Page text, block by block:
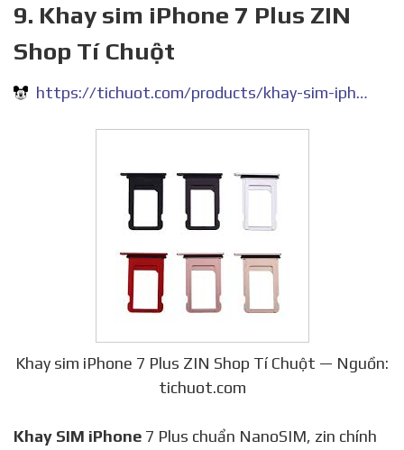
9. Khay sim iPhone 7 Plus ZIN
Shop Tí Chuột
https://tichuot.com/products/khay-sim-iphone-7-plus-zin
Khay sim iPhone 7 Plus ZIN Shop Tí Chuột — Nguồn:
tichuot.com
Khay SIM iPhone 7 Plus chuẩn NanoSIM, zin chính